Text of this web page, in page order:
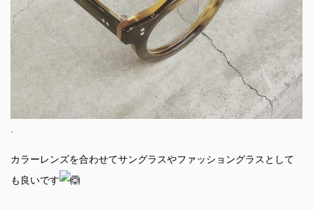
カラーレンズを合わせてサングラスやファッショングラスとして
も良いです